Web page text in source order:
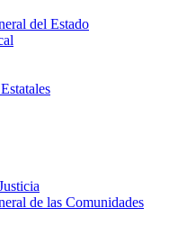
del Estado
de las Comunidades